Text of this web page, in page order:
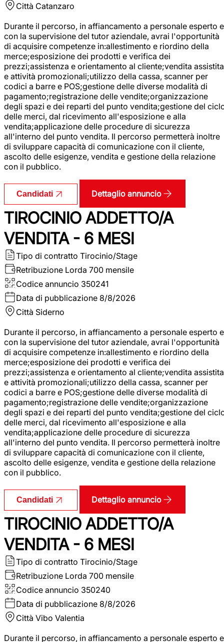
Città Catanzaro
Durante il percorso, in affiancamento a personale esperto e
con la supervisione del tutor aziendale, avrai l'opportunità
di acquisire competenze in:allestimento e riordino della
merce;esposizione dei prodotti e verifica dei
prezzi;assistenza e orientamento al cliente;vendita assistita
e attività promozionali;utilizzo della cassa, scanner per
codici a barre e POS;gestione delle diverse modalità di
pagamento;registrazione delle vendite;organizzazione
degli spazi e dei reparti del punto vendita;gestione del
delle merci, dal ricevimento all'esposizione e alla
vendita;applicazione delle procedure di sicurezza
all'interno del punto vendita. Il percorso permetterà inoltre
di sviluppare capacità di comunicazione con il cliente,
ascolto delle esigenze, vendita e gestione della relazione
con il pubblico.
Candidati Dettaglio annuncio
TIROCINIO ADDETTO/A
VENDITA - 6 MESI
Tipo di contratto Tirocinio/Stage
Retribuzione Lorda 700 mensile
Codice annuncio 350241
Data di pubblicazione 8/8/2026
Città Siderno
Durante il percorso, in affiancamento a personale esperto e
con la supervisione del tutor aziendale, avrai l'opportunità
di acquisire competenze in:allestimento e riordino della
merce;esposizione dei prodotti e verifica dei
prezzi;assistenza e orientamento al cliente;vendita assistita
e attività promozionali;utilizzo della cassa, scanner per
codici a barre e POS;gestione delle diverse modalità di
pagamento;registrazione delle vendite;organizzazione
degli spazi e dei reparti del punto vendita;gestione del
delle merci, dal ricevimento all'esposizione e alla
vendita;applicazione delle procedure di sicurezza
all'interno del punto vendita. Il percorso permetterà inoltre
di sviluppare capacità di comunicazione con il cliente,
ascolto delle esigenze, vendita e gestione della relazione
con il pubblico.
Candidati Dettaglio annuncio
TIROCINIO ADDETTO/A
VENDITA - 6 MESI
Tipo di contratto Tirocinio/Stage
Retribuzione Lorda 700 mensile
Codice annuncio 350240
Data di pubblicazione 8/8/2026
Città Vibo Valentia
Durante il percorso, in affiancamento a personale esperto e